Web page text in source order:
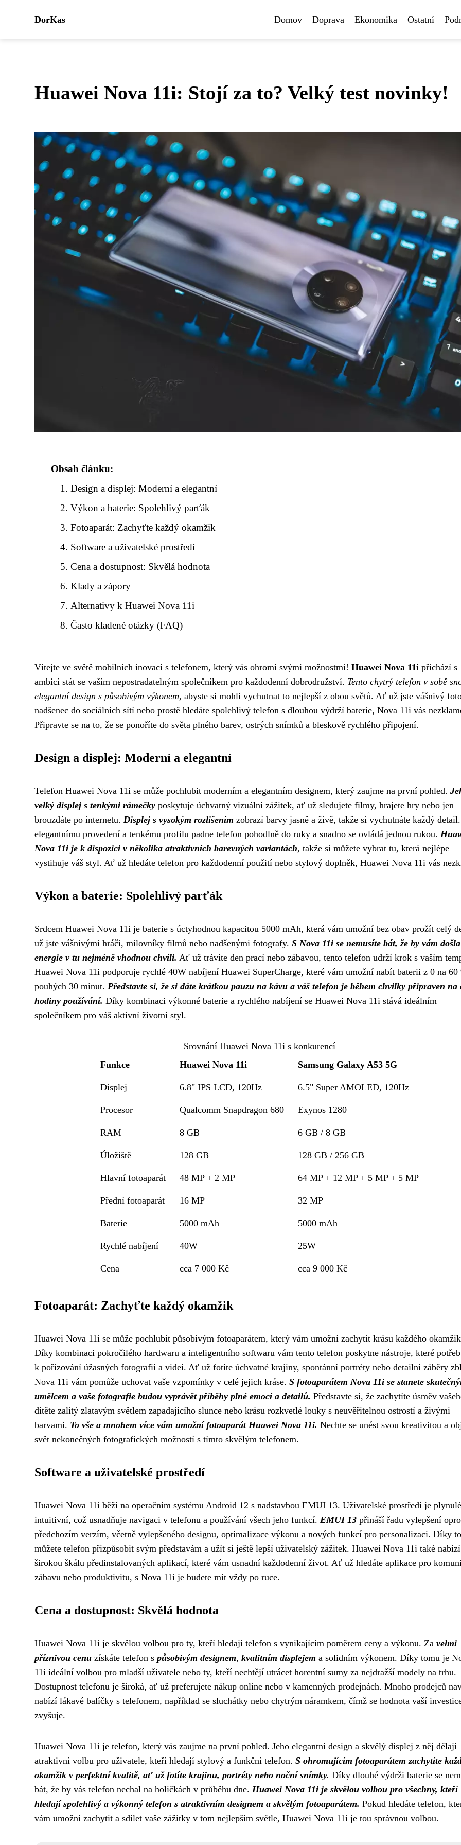
DorKas Domov Doprava Ekonomika Ostatní
Huawei Nova 11i: Stojí za to? Velký test novinky!
Obsah článku:
Design a displej: Moderní a elegantní
Výkon a baterie: Spolehlivý parťák
Fotoaparát: Zachyťte každý okamžik
Software a uživatelské prostředí
Cena a dostupnost: Skvělá hodnota
Klady a zápory
Alternativy k Huawei Nova 11i
Často kladené otázky (FAQ)
Vítejte ve světě mobilních inovací s telefonem, který vás ohromí svými možnostmi! Huawei Nova 11i přichází s
ambicí stát se vaším nepostradatelným společníkem pro každodenní dobrodružství. Tento chytrý telefon v sobě
elegantní design s působivým výkonem, abyste si mohli vychutnat to nejlepší z obou světů. Ať už jste vášnivý
nadšenec do sociálních sítí nebo prostě hledáte spolehlivý telefon s dlouhou výdrží baterie, Nova 11i vás
Připravte se na to, že se ponoříte do světa plného barev, ostrých snímků a bleskově rychlého připojení.
Design a displej: Moderní a elegantní
Telefon Huawei Nova 11i se může pochlubit moderním a elegantním designem, který zaujme na první pohled.
velký displej s tenkými rámečky poskytuje úchvatný vizuální zážitek, ať už sledujete filmy, hrajete hry nebo jen
brouzdáte po internetu. Displej s vysokým rozlišením zobrazí barvy jasně a živě, takže si vychutnáte každý
elegantnímu provedení a tenkému profilu padne telefon pohodlně do ruky a snadno se ovládá jednou rukou.
Nova 11i je k dispozici v několika atraktivních barevných variantách, takže si můžete vybrat tu, která nejlépe
vystihuje váš styl. Ať už hledáte telefon pro každodenní použití nebo stylový doplněk, Huawei Nova 11i vás
Výkon a baterie: Spolehlivý parťák
Srdcem Huawei Nova 11i je baterie s úctyhodnou kapacitou 5000 mAh, která vám umožní bez obav prožít celý
už jste vášnivými hráči, milovníky filmů nebo nadšenými fotografy. S Nova 11i se nemusíte bát, že by vám došla
energie v tu nejméně vhodnou chvíli. Ať už trávíte den prací nebo zábavou, tento telefon udrží krok s vaším
Huawei Nova 11i podporuje rychlé 40W nabíjení Huawei SuperCharge, které vám umožní nabít baterii z 0 na 60
pouhých 30 minut. Představte si, že si dáte krátkou pauzu na kávu a váš telefon je během chvilky připraven na
hodiny používání. Díky kombinaci výkonné baterie a rychlého nabíjení se Huawei Nova 11i stává ideálním
společníkem pro váš aktivní životní styl.
Srovnání Huawei Nova 11i s konkurencí
Funkce
Huawei Nova 11i Samsung Galaxy A53 5G
Displej 6.8" IPS LCD, 120Hz 6.5" Super AMOLED, 120Hz
Procesor Qualcomm Snapdragon 680 Exynos 1280
RAM 8 GB 6 GB / 8 GB
Úložiště 128 GB 128 GB / 256 GB
Hlavní fotoaparát 48 MP + 2 MP 64 MP + 12 MP + 5 MP + 5 MP
Přední fotoaparát 16 MP 32 MP
Baterie 5000 mAh 5000 mAh
Rychlé nabíjení 40W 25W
Cena cca 7 000 Kč cca 9 000 Kč
Fotoaparát: Zachyťte každý okamžik
Huawei Nova 11i se může pochlubit působivým fotoaparátem, který vám umožní zachytit krásu každého
Díky kombinaci pokročilého hardwaru a inteligentního softwaru vám tento telefon poskytne nástroje, které
k pořizování úžasných fotografií a videí. Ať už fotíte úchvatné krajiny, spontánní portréty nebo detailní záběry
Nova 11i vám pomůže uchovat vaše vzpomínky v celé jejich kráse. S fotoaparátem Nova 11i se stanete
umělcem a vaše fotografie budou vyprávět příběhy plné emocí a detailů. Představte si, že zachytíte úsměv
dítěte zalitý zlatavým světlem zapadajícího slunce nebo krásu rozkvetlé louky s neuvěřitelnou ostrostí a živými
barvami. To vše a mnohem více vám umožní fotoaparát Huawei Nova 11i. Nechte se unést svou kreativitou a
svět nekonečných fotografických možností s tímto skvělým telefonem.
Software a uživatelské prostředí
Huawei Nova 11i běží na operačním systému Android 12 s nadstavbou EMUI 13. Uživatelské prostředí je
intuitivní, což usnadňuje navigaci v telefonu a používání všech jeho funkcí. EMUI 13 přináší řadu vylepšení
předchozím verzím, včetně vylepšeného designu, optimalizace výkonu a nových funkcí pro personalizaci. Díky
můžete telefon přizpůsobit svým představám a užít si ještě lepší uživatelský zážitek. Huawei Nova 11i také nabízí
širokou škálu předinstalovaných aplikací, které vám usnadní každodenní život. Ať už hledáte aplikace pro
zábavu nebo produktivitu, s Nova 11i je budete mít vždy po ruce.
Cena a dostupnost: Skvělá hodnota
Huawei Nova 11i je skvělou volbou pro ty, kteří hledají telefon s vynikajícím poměrem ceny a výkonu. Za velmi
příznivou cenu získáte telefon s působivým designem, kvalitním displejem a solidním výkonem. Díky tomu je
11i ideální volbou pro mladší uživatele nebo ty, kteří nechtějí utrácet horentní sumy za nejdražší modely na trhu.
Dostupnost telefonu je široká, ať už preferujete nákup online nebo v kamenných prodejnách. Mnoho prodejců
nabízí lákavé balíčky s telefonem, například se sluchátky nebo chytrým náramkem, čímž se hodnota vaší
zvyšuje.
Huawei Nova 11i je telefon, který vás zaujme na první pohled. Jeho elegantní design a skvělý displej z něj dělají
atraktivní volbu pro uživatele, kteří hledají stylový a funkční telefon. S ohromujícím fotoaparátem zachytíte
okamžik v perfektní kvalitě, ať už fotíte krajinu, portréty nebo noční snímky. Díky dlouhé výdrži baterie se
bát, že by vás telefon nechal na holičkách v průběhu dne. Huawei Nova 11i je skvělou volbou pro všechny, kteří
hledají spolehlivý a výkonný telefon s atraktivním designem a skvělým fotoaparátem. Pokud hledáte telefon,
vám umožní zachytit a sdílet vaše zážitky v tom nejlepším světle, Huawei Nova 11i je tou správnou volbou.